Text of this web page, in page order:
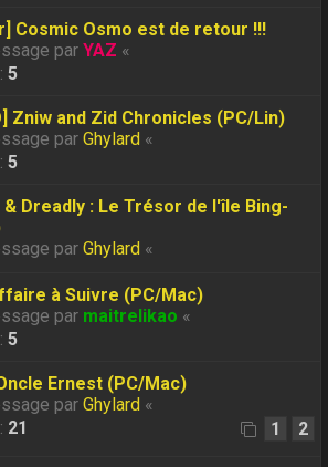
Cosmic Osmo est de retour !!!
parYAZ «
5
Zniw and Zid Chronicles (PC/Lin)
parGhylard «
5
& Dreadly : Le Trésor de l'île Bing-
parGhylard «
à Suivre (PC/Mac)
par maitrelikao «
5
Ernest (PC/Mac)
parGhylard «
21 1 2